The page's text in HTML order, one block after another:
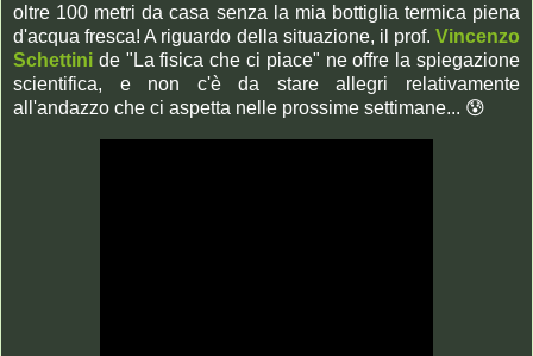
oltre 100 metri da casa senza la mia bottiglia termica piena
d'acqua fresca! A riguardo della situazione, il prof. Vincenzo
Schettini de "La fisica che ci piace" ne offre la spiegazione
scientifica, e non c'è da stare allegri relativamente
all'andazzo che ci aspetta nelle prossime settimane... 😰